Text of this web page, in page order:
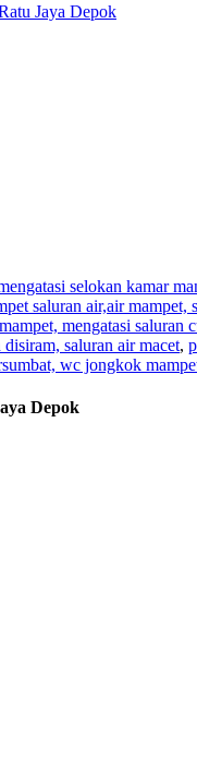
Jaya Depok
selokan kamar
saluran air,air
mengatasi saluran
saluran air macet,
wc jongkok
Depok